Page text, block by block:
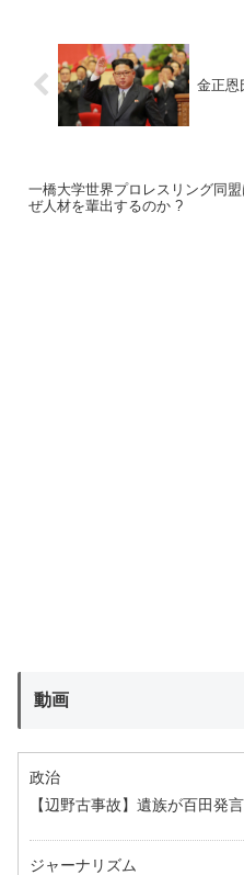
金正恩
一橋大学世界プロレスリング同
ぜ人材を輩出するのか ?
動画
政治
【辺野古事故】遺族が百田発
ジャーナリズム